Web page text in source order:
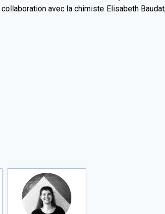
avec la chimiste Elisabeth